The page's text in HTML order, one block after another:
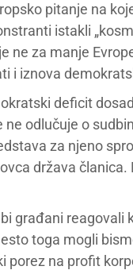
pitanje na
istakli
ne za manje
i iznova
deficit
odlučuje o
za njeno
država
građani reagovali
toga mogli
porez na profit